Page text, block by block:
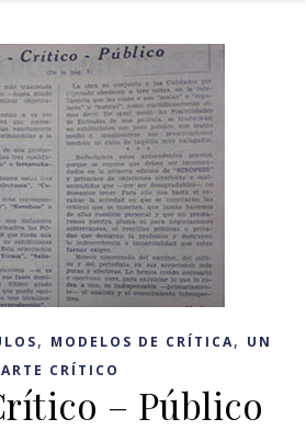
, MODELOS DE CRÍTICA, UN
ARTE CRÍTICO
– Público